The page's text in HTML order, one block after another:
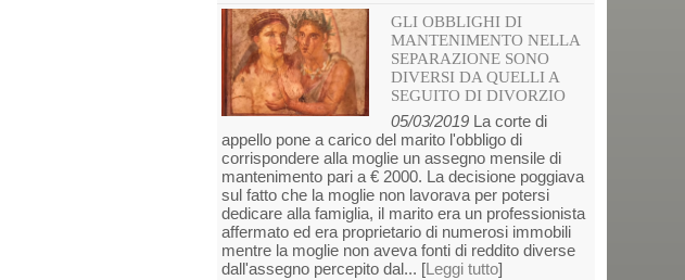
GLI OBBLIGHI DI
MANTENIMENTO NELLA
SEPARAZIONE SONO
DIVERSI DA QUELLI A
SEGUITO DI DIVORZIO
05/03/2019La corte di
appello pone a carico del marito l'obbligo di
corrispondere alla moglie un assegno mensile di
mantenimento pari a € 2000. La decisione poggiava
sul fatto che la moglie non lavorava per potersi
dedicare alla famiglia, il marito era un professionista
affermato ed era proprietario di numerosi immobili
mentre la moglie non aveva fonti di reddito diverse
dall'assegno percepito dal... [Leggi tutto]